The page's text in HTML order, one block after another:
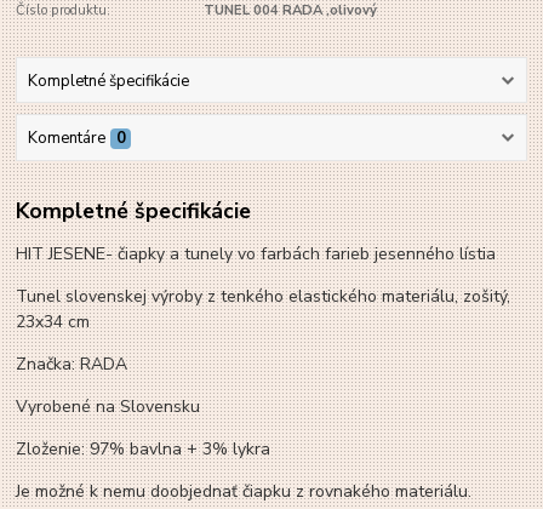
Číslo produktu: TUNEL 004 RADA ,olivový
Kompletné špecifikácie
Komentáre 0
Kompletné špecifikácie
HIT JESENE- čiapky a tunely vo farbách farieb jesenného lístia
Tunel slovenskej výroby z tenkého elastického materiálu, zošitý,
23x34 cm
Značka: RADA
Vyrobené na Slovensku
Zloženie: 97% bavlna + 3% lykra
Je možné k nemu doobjednať čiapku z rovnakého materiálu.